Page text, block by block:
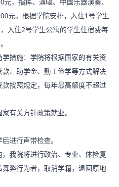
元。根据学院安排，入住1号学生
入住2号学生公寓的学生住宿费每
措施：学院将根据国家的有关资
、助学金、勤工俭学等方式解决
按照规定，每年最高额度不超过
有关方针政策就业。
进行声带检查。
我院将进行政治、专业、体检复
弊行为者，取消学籍，退回原地